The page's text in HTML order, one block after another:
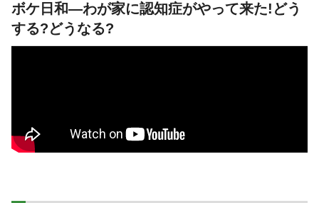
ボケ日和―わが家に認知症がやって来た!どう
する?どうなる?